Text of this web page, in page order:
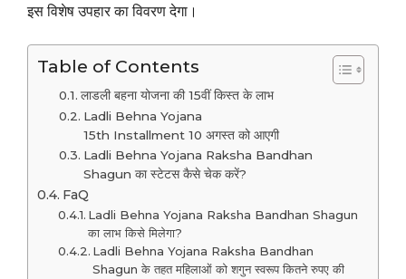
इस विशेष उपहार का विवरण देगा।
Table of Contents
लाडली बहना योजना की 15वीं किस्त के लाभ
Ladli Behna Yojana
15th Installment 10 अगस्त को आएगी
Ladli Behna Yojana Raksha Bandhan
Shagun का स्टेटस कैसे चेक करें?
FaQ
Ladli Behna Yojana Raksha Bandhan Shagun
का लाभ किसे मिलेगा?
Ladli Behna Yojana Raksha Bandhan
Shagun के तहत महिलाओं को शगुन स्वरूप कितने रुपए की